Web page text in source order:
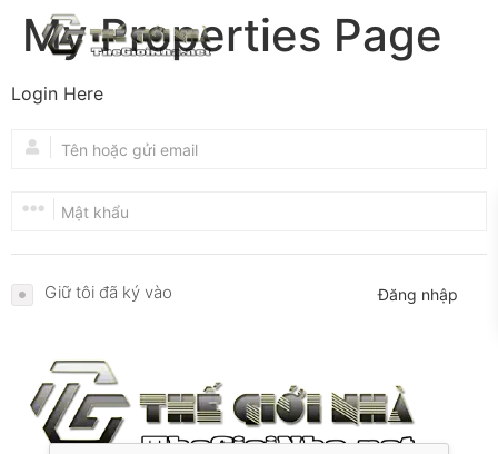
My Properties Page
Login Here
Giữ tôi đã ký vào Đăng nhập